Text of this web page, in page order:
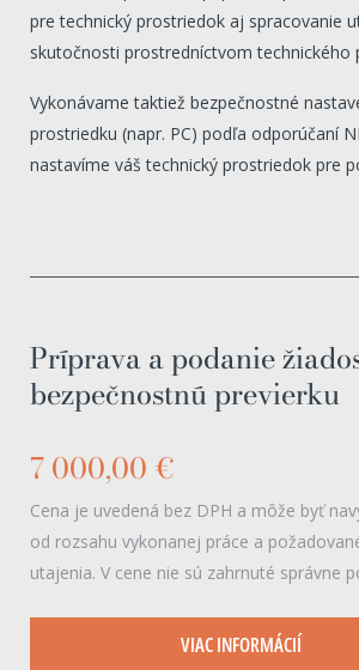
pre technický prostriedok aj spracovanie
skutočnosti prostredníctvom technického
Vykonávame taktiež bezpečnostné
prostriedku (napr. PC) podľa odporúčaní
nastavíme váš technický prostriedok pre
Príprava a podanie
bezpečnostnú previerku
7 000,00 €
Cena je uvedená bez DPH a môže byť
od rozsahu vykonanej práce a
utajenia. V cene nie sú zahrnuté správne
VIAC INFORMÁCIÍ